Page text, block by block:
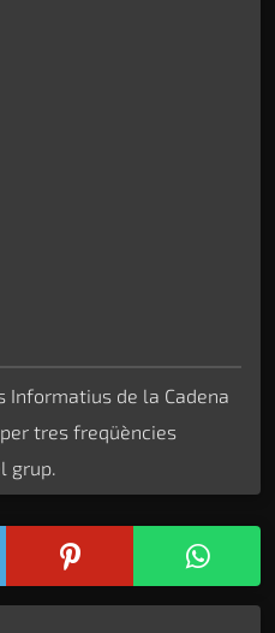
Informatius de la Cadena
tres freqüències
grup.